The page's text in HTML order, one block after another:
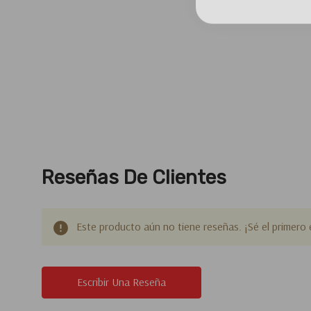
Reseñas De Clientes
Este producto aún no tiene reseñas. ¡Sé el primero
Escribir Una Reseña